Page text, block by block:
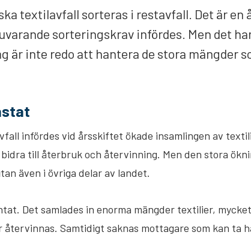
textilavfall sorteras i restavfall. Det är en
sorteringskrav infördes. Men det
är inte redo att hantera de stora mängder
infördes vid årsskiftet ökade insamlingen av
till återbruk och återvinning. Men den stora
även i övriga delar av landet.
Det samlades in enorma mängder textilier,
Samtidigt saknas mottagare som kan ta